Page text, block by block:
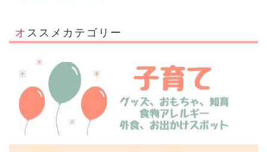
オススメカテゴリー